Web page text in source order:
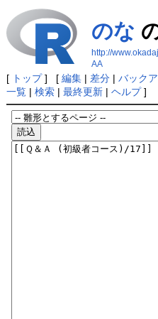
のな
http://
AA
[ トップ] [ 編集| 差分| バック
一覧| 検索| 最終更新| ヘルプ]